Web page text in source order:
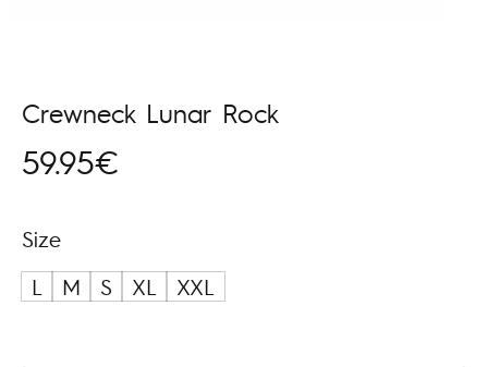
Crewneck Lunar Rock
59.95€
Size
L
M S XL XXL